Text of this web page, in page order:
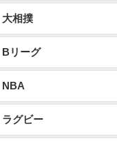
大相撲
Bリーグ
NBA
ラグビー